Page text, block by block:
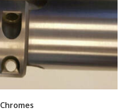
Chromes